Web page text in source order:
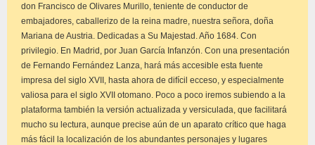
don Francisco de Olivares Murillo, teniente de conductor de
embajadores, caballerizo de la reina madre, nuestra señora, doña
Mariana de Austria. Dedicadas a Su Majestad. Año 1684. Con
privilegio. En Madrid, por Juan García Infanzón. Con una presentación
de Fernando Fernández Lanza, hará más accesible esta fuente
impresa del siglo XVII, hasta ahora de difícil ecceso, y especialmente
valiosa para el siglo XVII otomano. Poco a poco iremos subiendo a la
plataforma también la versión actualizada y versiculada, que facilitará
mucho su lectura, aunque precise aún de un aparato crítico que haga
más fácil la localización de los abundantes personajes y lugares